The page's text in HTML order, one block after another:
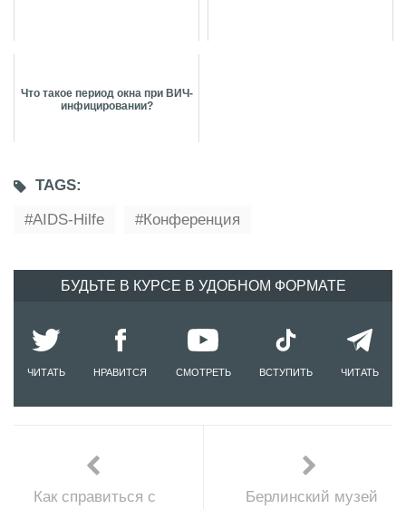
Что такое период окна при ВИЧ-
инфицировании?
TAGS:
AIDS-Hilfe
Конференция
БУДЬТЕ В КУРСЕ В УДОБНОМ ФОРМАТЕ
ЧИТАТЬ НРАВИТСЯ СМОТРЕТЬ ВСТУПИТЬ ЧИТАТЬ
Как справиться с
Берлинский музей